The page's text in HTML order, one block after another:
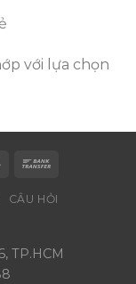
với lựa chọn
CÂU HỎI
TP.HCM